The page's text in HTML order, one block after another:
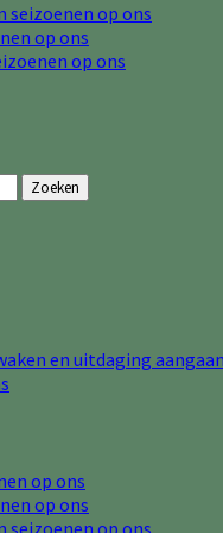
seizoenen op ons
op ons
op ons
Zoeken
en uitdaging
op ons
op ons